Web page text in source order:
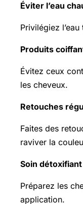
Éviter l’eau
Privilégiez
Produits
Évitez ceux
les cheveux.
Retouches
Faites des
raviver la
Soin détoxifiant
Préparez les
application.